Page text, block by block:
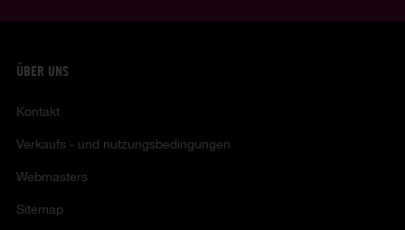
ÜBER UNS
Kontakt
Verkaufs - und nutzungsbedingungen
Webmasters
Sitemap